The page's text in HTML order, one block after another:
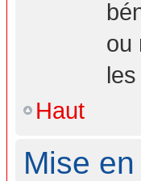
ou
Haut
Mise